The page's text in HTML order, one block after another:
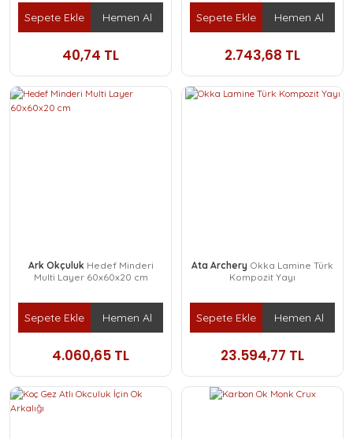
Sepete Ekle Hemen Al
40,74 TL
Sepete Ekle Hemen Al
2.743,68 TL
Ark Okçuluk Hedef Minderi
Multi Layer 60x60x20 cm
Sepete Ekle Hemen Al
4.060,65 TL
Ata Archery Okka Lamine Türk
Kompozit Yayı
Sepete Ekle Hemen Al
23.594,77 TL